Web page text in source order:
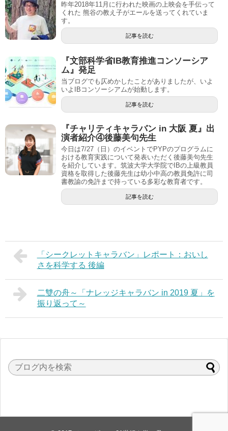
昨年2018年11月に行われた映画の上映会を手伝って
くれた 熊谷の教え子がエールを送ってくれていま
す。
記事を読む
『文部科学省IB教育推進コンソーシア
ム』発足
当ブログでも仄めかしたことがありましたが、いよ
いよIBコンソーシアムが始動します。
記事を読む
『チャリティキャラバン in 大阪 夏』出
演者紹介④後藤美句先生
今日は7/27（日）のイベントでPYPのプログラムに
おける教育実践について発表いただく後藤美句先生
を紹介しています。筑波大学大学院でIBの上級教員
資格を取得した後藤先生は幼小中高の教員免許に司
書教諭の免許まで持っている多彩な教育者です。
記事を読む
「シークレットキャラバン」レポート：おいし
さを科学する 後編
二雙の舟～「ナレッジキャラバン in 2019 夏」を
振り返って～